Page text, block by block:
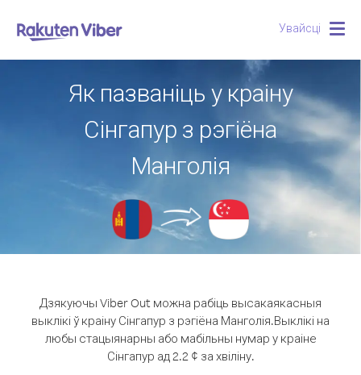
Увайсці
Як пазваніць у краіну
Сінгапур з рэгіёна
Манголія
Дзякуючы Viber Out можна рабіць высакаякасныя
выклікі ў краіну Сінгапур з рэгіёна Манголія.Выклікі на
любы стацыянарны або мабільны нумар у краіне
Сінгапур ад 2.2 ¢ за хвіліну.